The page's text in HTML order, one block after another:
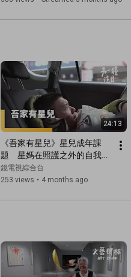
#直播 #live
24:13
《吾家有星兒》星兒成年課
題　星媽在照護之外的自我實
踐｜另一種注目｜#鏡電視綜
合台
鏡電視綜合台
253 views • 4 months ago